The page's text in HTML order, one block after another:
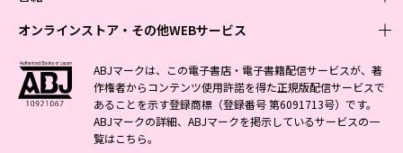
Vジャンプ
最強ジャンプ
少年ジャンプ+
ジャンプTOON
ZEBRACK
S-MANGA
集英社ジャンプリミックス
少女マンガ
ZEBRACK
S-MANGA
集英社コミック文庫
女性マンガ
ジャンプTOON
BAILA
MAQUIA
芸能・情報・スポーツ
週プレNEWS
週プレ グラジャパ!
文芸・文庫・総合
小説すばる
集英社 文芸ステーション
web 集英社文庫
学芸・ノンフィクション・新書
1日5分で、明日は変わる よみタイ yomitai
集英社学芸部 - 学芸・ノンフィクション
集英社ビジネス書
ライトノベル・ノベライズ
集英社オレンジ文庫
オンラインストア・その他WEBサービス
オンラインストア
OTO
SHUEISHA MANGA-ART HERITAGE
ジャンプキャラクターズストア
その他WEBサービス
集英社アドナビ
ABJマークは、この電子書店・電子書籍配信サービスが、著
作権者からコンテンツ使用許諾を得た正規版配信サービスで
あることを示す登録商標（登録番号 第6091713号）です。
ABJマークの詳細、ABJマークを掲示しているサービスの一
覧はこちら。